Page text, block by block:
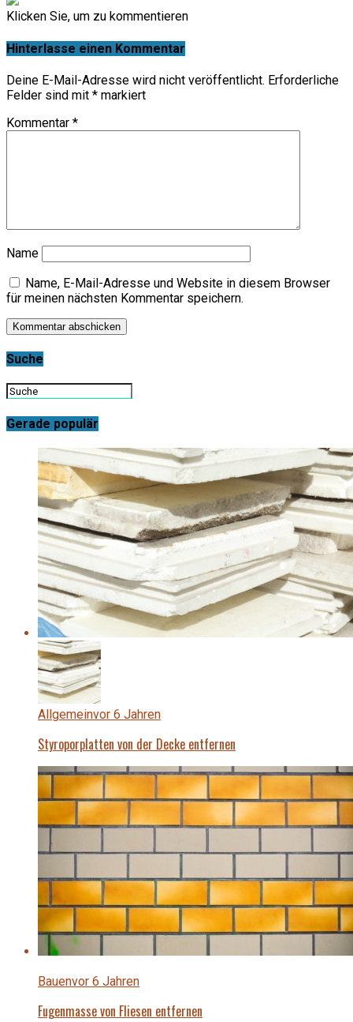
Klicken Sie, um zu kommentieren
Hinterlasse einen Kommentar
Deine E-Mail-Adresse wird nicht veröffentlicht. Erforderliche
Felder sind mit * markiert
Kommentar *
Name
Name, E-Mail-Adresse und Website in diesem Browser
für meinen nächsten Kommentar speichern.
Suche
Gerade populär
Allgemeinvor 6 Jahren
Styroporplatten von der Decke entfernen
Bauenvor 6 Jahren
Fugenmasse von Fliesen entfernen